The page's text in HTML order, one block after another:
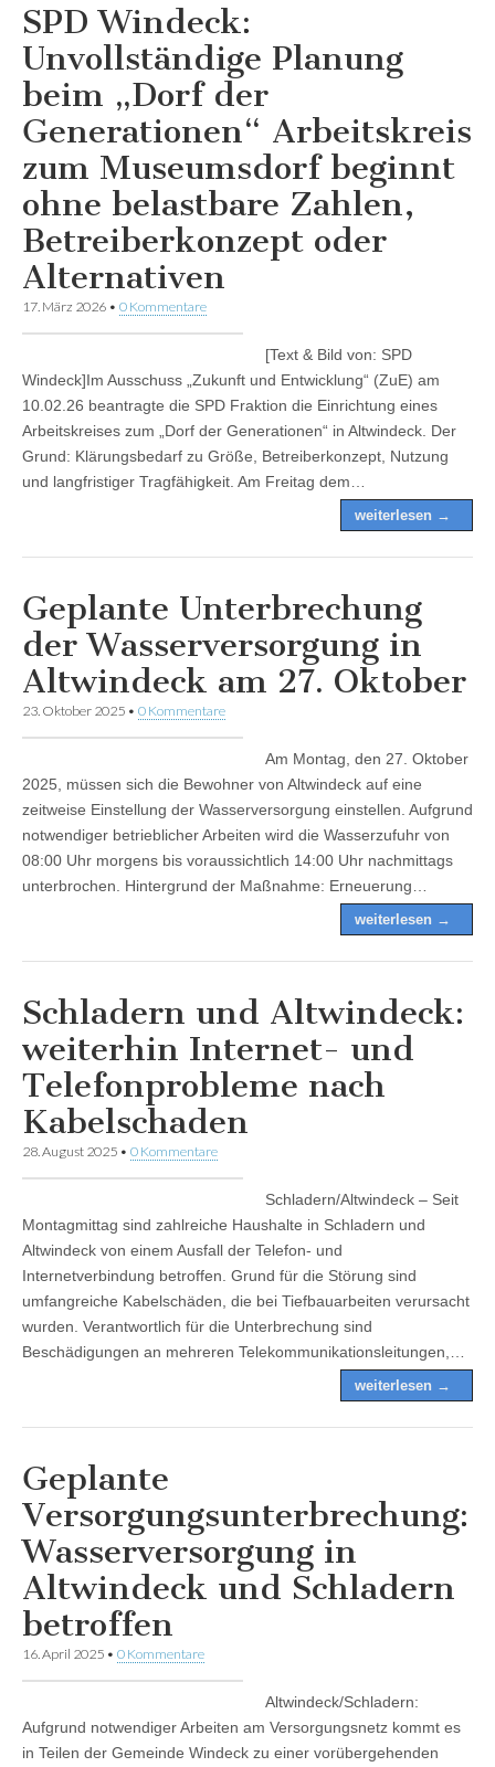
SPD Windeck:
Unvollständige Planung
beim „Dorf der
Generationen“ Arbeitskreis
zum Museumsdorf beginnt
ohne belastbare Zahlen,
Betreiberkonzept oder
Alternativen
17. März 2026 • 0 Kommentare
[Text & Bild von: SPD
Windeck]Im Ausschuss „Zukunft und Entwicklung“ (ZuE) am
10.02.26 beantragte die SPD Fraktion die Einrichtung eines
Arbeitskreises zum „Dorf der Generationen“ in Altwindeck. Der
Grund: Klärungsbedarf zu Größe, Betreiberkonzept, Nutzung
und langfristiger Tragfähigkeit. Am Freitag dem…
weiterlesen →
Geplante Unterbrechung
der Wasserversorgung in
Altwindeck am 27. Oktober
23. Oktober 2025 • 0 Kommentare
Am Montag, den 27. Oktober
2025, müssen sich die Bewohner von Altwindeck auf eine
zeitweise Einstellung der Wasserversorgung einstellen. Aufgrund
notwendiger betrieblicher Arbeiten wird die Wasserzufuhr von
08:00 Uhr morgens bis voraussichtlich 14:00 Uhr nachmittags
unterbrochen. Hintergrund der Maßnahme: Erneuerung…
weiterlesen →
Schladern und Altwindeck:
weiterhin Internet- und
Telefonprobleme nach
Kabelschaden
28. August 2025 • 0 Kommentare
Schladern/Altwindeck – Seit
Montagmittag sind zahlreiche Haushalte in Schladern und
Altwindeck von einem Ausfall der Telefon- und
Internetverbindung betroffen. Grund für die Störung sind
umfangreiche Kabelschäden, die bei Tiefbauarbeiten verursacht
wurden. Verantwortlich für die Unterbrechung sind
Beschädigungen an mehreren Telekommunikationsleitungen,…
weiterlesen →
Geplante
Versorgungsunterbrechung:
Wasserversorgung in
Altwindeck und Schladern
betroffen
16. April 2025 • 0 Kommentare
Altwindeck/Schladern:
Aufgrund notwendiger Arbeiten am Versorgungsnetz kommt es
in Teilen der Gemeinde Windeck zu einer vorübergehenden